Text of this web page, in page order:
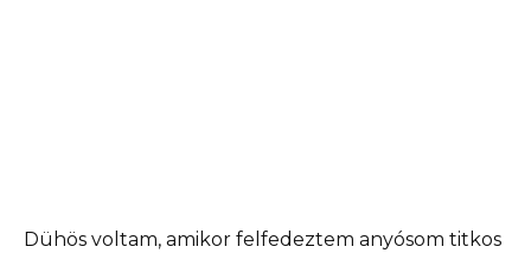
Dühös voltam, amikor felfedeztem anyósom titkos